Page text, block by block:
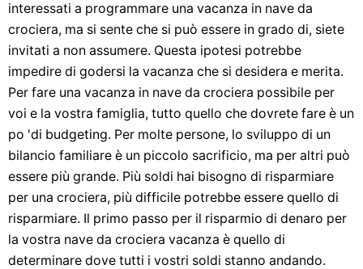
interessati a programmare una vacanza in nave da
crociera, ma si sente che si può essere in grado di, siete
invitati a non assumere. Questa ipotesi potrebbe
impedire di godersi la vacanza che si desidera e merita.
Per fare una vacanza in nave da crociera possibile per
voi e la vostra famiglia, tutto quello che dovrete fare è un
po 'di budgeting. Per molte persone, lo sviluppo di un
bilancio familiare è un piccolo sacrificio, ma per altri può
essere più grande. Più soldi hai bisogno di risparmiare
per una crociera, più difficile potrebbe essere quello di
risparmiare. Il primo passo per il risparmio di denaro per
la vostra nave da crociera vacanza è quello di
determinare dove tutti i vostri soldi stanno andando.